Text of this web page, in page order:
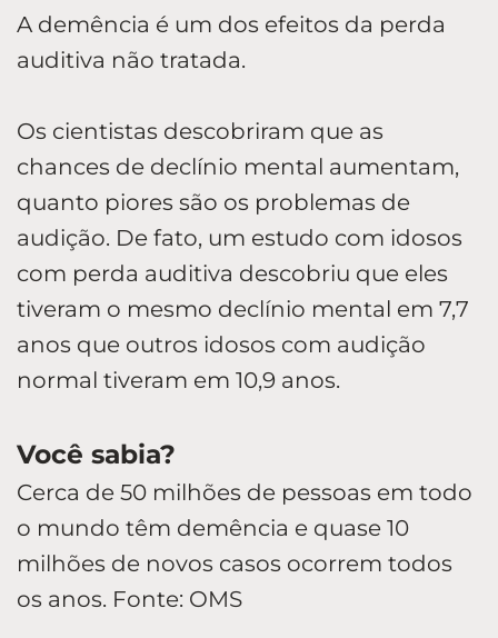
A demência é um dos efeitos da perda
auditiva não tratada.
Os cientistas descobriram que as
chances de declínio mental aumentam,
quanto piores são os problemas de
audição. De fato, um estudo com idosos
com perda auditiva descobriu que eles
tiveram o mesmo declínio mental em 7,7
anos que outros idosos com audição
normal tiveram em 10,9 anos.
Você sabia?
Cerca de 50 milhões de pessoas em todo
o mundo têm demência e quase 10
milhões de novos casos ocorrem todos
os anos. Fonte: OMS